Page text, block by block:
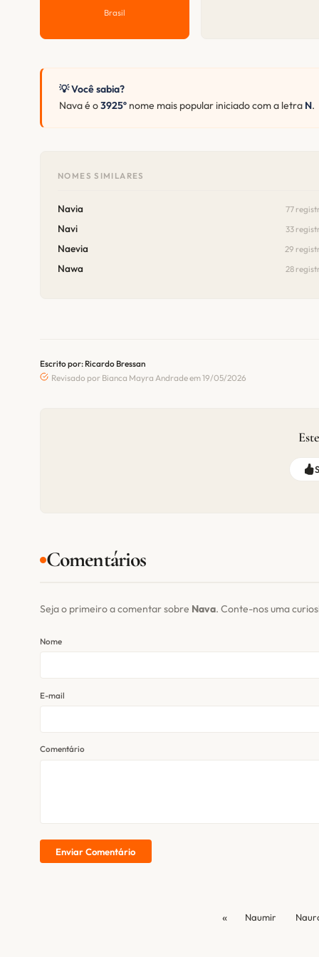
Brasil
💡 Você sabia?
Nava é o3925º nome mais popular iniciado com a letra N.
NOMES SIMILARES
Navia 77
Navi 33
Naevia 29
Nawa 28
Escrito por: Ricardo Bressan
Revisado por Bianca Mayra Andrade em 19/05/2026
Comentários
Seja o primeiro a comentar sobre Nava. Conte-nos uma
Nome
E-mail
Comentário
Enviar Comentário
« Naumir